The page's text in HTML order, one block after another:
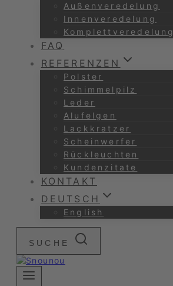
Außenveredelung
Innenveredelung
Komplettveredelung
FAQ
REFERENZEN
Polster
Schimmelpilz
Leder
Alufelgen
Lackkratzer
Scheinwerfer
Rückleuchten
Kundenzitate
KONTAKT
DEUTSCH
English
SUCHE